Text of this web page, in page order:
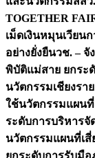
TOGETHER
เม็ดเงินหมุนเวียน
อย่างยั่งยืนวช. – จั
พิบัติแม่สาย ยกระ
นวัตกรรมเชียงรา
ใช้นวัตกรรมแผนที่
ระดับการบริหารจั
นวัตกรรมแผนที่เ
ยกระดับการรับมื